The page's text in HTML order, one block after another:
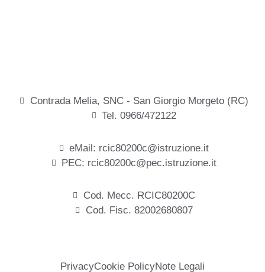
Contrada Melia, SNC - San Giorgio Morgeto (RC)
Tel. 0966/472122
eMail: rcic80200c@istruzione.it
PEC: rcic80200c@pec.istruzione.it
Cod. Mecc. RCIC80200C
Cod. Fisc. 82002680807
PrivacyCookie PolicyNote Legali